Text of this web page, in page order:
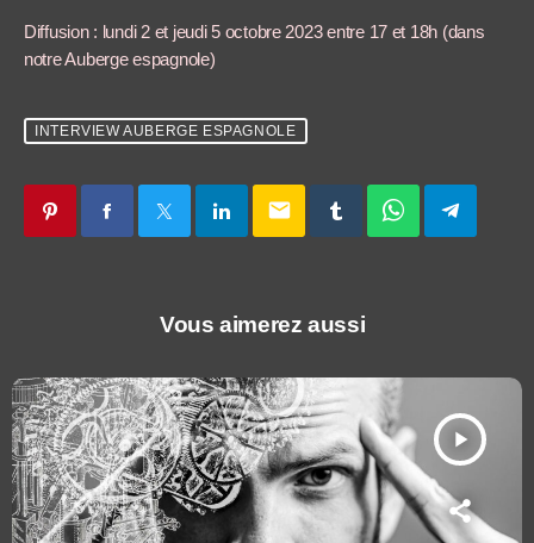
Diffusion : lundi 2 et jeudi 5 octobre 2023 entre 17 et 18h (dans
notre Auberge espagnole)
INTERVIEW AUBERGE ESPAGNOLE
email
Vous aimerez aussi
play_arrow